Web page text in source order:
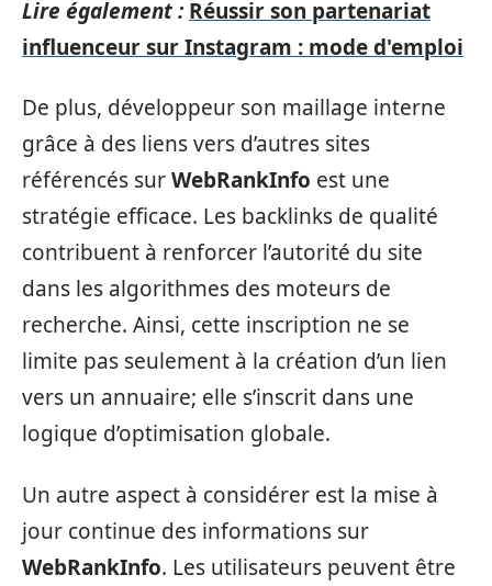
Lire également : Réussir son partenariat
influenceur sur Instagram : mode d'emploi
De plus, développeur son maillage interne
grâce à des liens vers d’autres sites
référencés surWebRankInfo est une
stratégie efficace. Les backlinks de qualité
contribuent à renforcer l’autorité du site
dans les algorithmes des moteurs de
recherche. Ainsi, cette inscription ne se
limite pas seulement à la création d’un lien
vers un annuaire; elle s’inscrit dans une
logique d’optimisation globale.
Un autre aspect à considérer est la mise à
jour continue des informations sur
WebRankInfo. Les utilisateurs peuvent être